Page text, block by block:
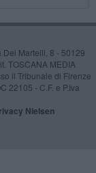
Martelli, 8 - 50129
TOSCANA MEDIA
il Tribunale di Firenze
22105 - C.F. e P.Iva
Nielsen